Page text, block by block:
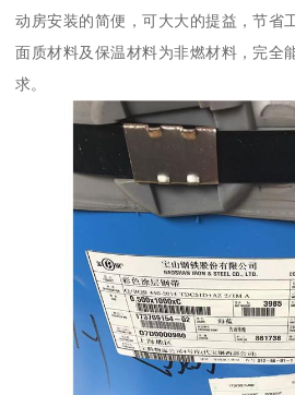
动房安装的简便，可大大的提益，节省
面质材料及保温材料为非燃材料，完全
求。